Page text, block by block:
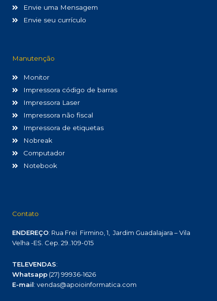
Envie uma Mensagem
Envie seu currículo
Manutenção
Monitor
Impressora código de barras
Impressora Laser
Impressora não fiscal
Impressora de etiquetas
Nobreak
Computador
Notebook
Contato
ENDEREÇO: Rua Frei Firmino, 1, Jardim Guadalajara – Vila
Velha -ES. Cep. 29..109-015
TELEVENDAS:
Whatsapp (27) 99936-1626
E-mail: vendas@apoioinformatica.com